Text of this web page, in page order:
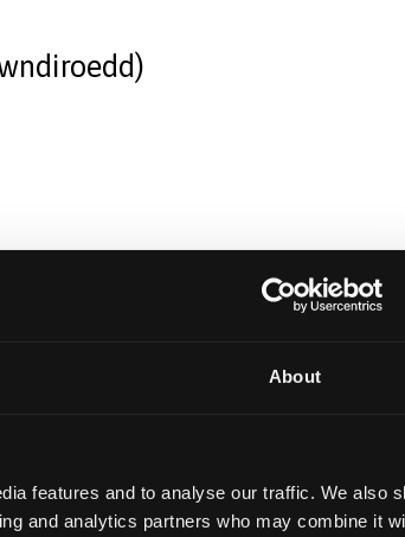
About
features and to analyse our traffic. We also
and analytics partners who may combine it